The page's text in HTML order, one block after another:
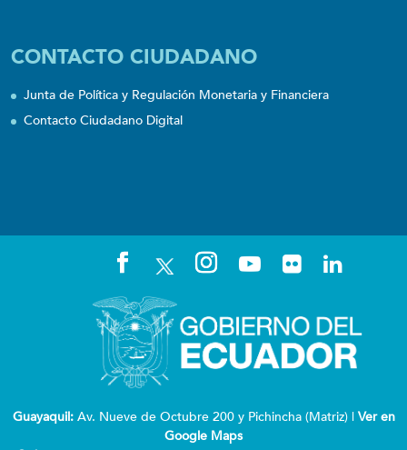
CONTACTO CIUDADANO
Junta de Política y Regulación Monetaria y Financiera
Contacto Ciudadano Digital
Guayaquil:Av. Nueve de Octubre 200 y Pichincha (Matriz) | Ver en
Google Maps